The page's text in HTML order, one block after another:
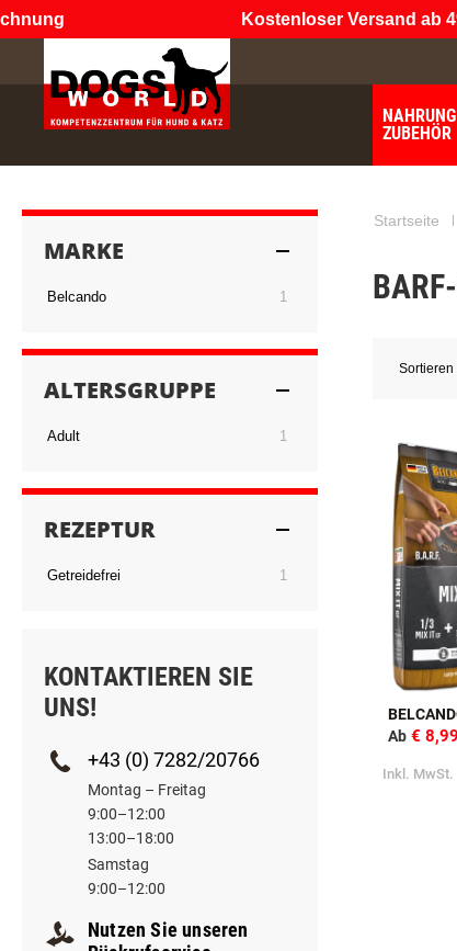
Kostenloser Versand ab
ZUBEHÖR
Startseite
Sortieren
Ab € 8,99
Inkl. MwSt.
MARKE
Belcando 1
ALTERSGRUPPE
Adult 1
REZEPTUR
Getreidefrei 1
KONTAKTIEREN SIE
UNS!
+43 (0) 7282/20766
Montag – Freitag
9:00–12:00
13:00–18:00
Samstag
9:00–12:00
Nutzen Sie unseren